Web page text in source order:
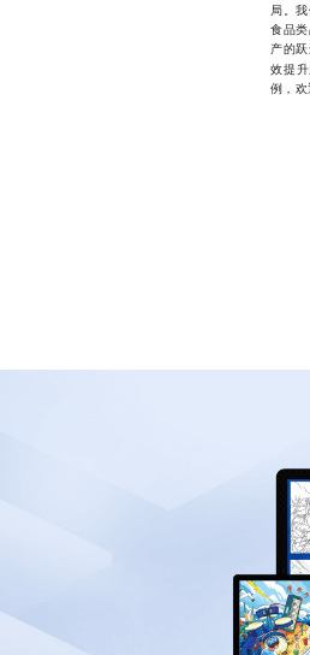
局。
食品
产的
效提
例，欢